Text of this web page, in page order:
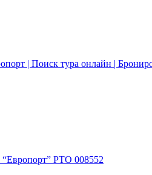
РТО 008552